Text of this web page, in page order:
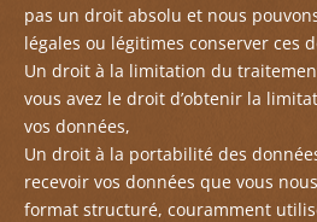
pas un droit absolu et nous
légales ou légitimes conserver ces
Un droit à la limitation du
vous avez le droit d’obtenir la
vos données,
Un droit à la portabilité des
recevoir vos données que vous
format structuré, couramment